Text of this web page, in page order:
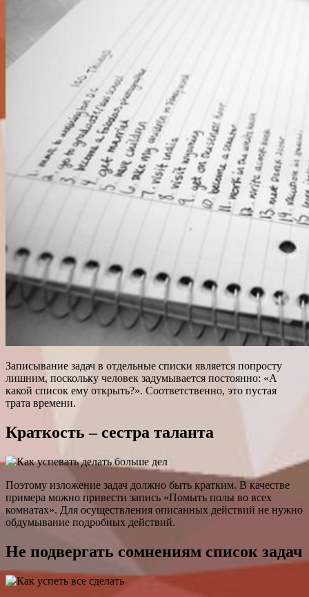
Записывание задач в отдельные списки является попросту
лишним, поскольку человек задумывается постоянно: «А
какой список ему открыть?». Соответственно, это пустая
трата времени.
Краткость – сестра таланта
Поэтому изложение задач должно быть кратким. В качестве
примера можно привести запись «Помыть полы во всех
комнатах». Для осуществления описанных действий не нужно
обдумывание подробных действий.
Не подвергать сомнениям список задач